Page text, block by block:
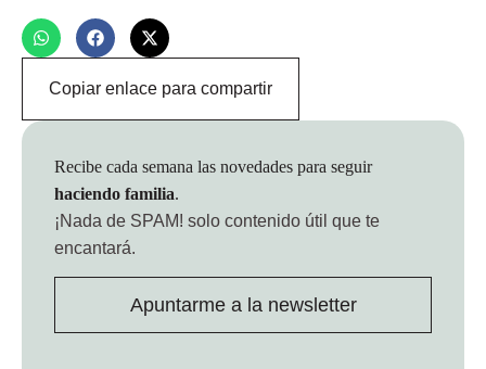
Copiar enlace para compartir
Recibe cada semana las novedades para seguir
haciendo familia.
¡Nada de SPAM! solo contenido útil que te
encantará.
Apuntarme a la newsletter